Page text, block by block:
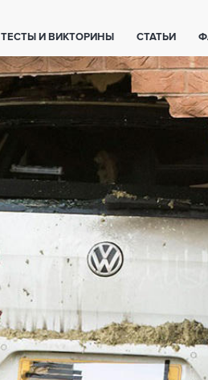
ТЕСТЫ И ВИКТОРИНЫ СТАТЬИ
ПОЛЕЗНО ЗНАТЬ